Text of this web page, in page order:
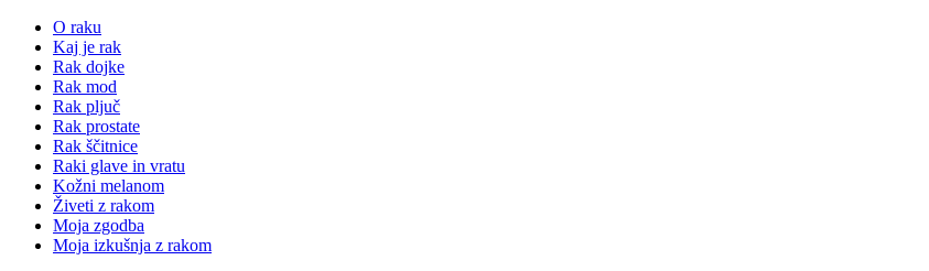
O raku
Kaj je rak
Rak dojke
Rak mod
Rak pljuč
Rak prostate
Rak ščitnice
Raki glave in vratu
Kožni melanom
Živeti z rakom
Moja zgodba
Moja izkušnja z rakom